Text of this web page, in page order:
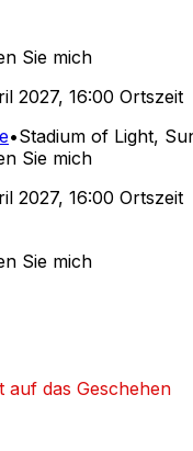
Sie mich
2027, 16:00 Ortszeit
•Stadium of Light,
Sie mich
2027, 16:00 Ortszeit
Sie mich
auf das Geschehen